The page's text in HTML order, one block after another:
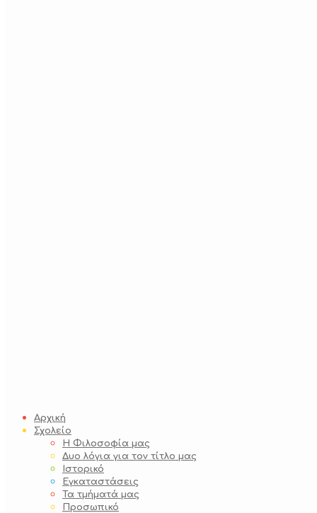
Αρχική
Σχολείο
Η Φιλοσοφία μας
Δυο λόγια για τον τίτλο μας
Ιστορικό
Εγκαταστάσεις
Τα τμήματά μας
Προσωπικό